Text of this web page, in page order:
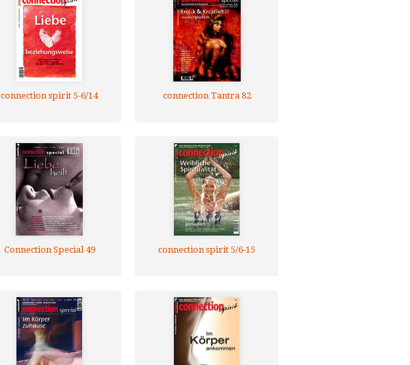
connection spirit 5-6/14 connection Tantra 82
Connection Special 49 connection spirit 5/6-15